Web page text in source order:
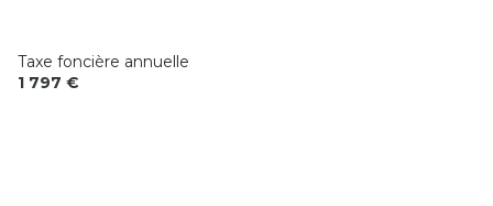
Taxe foncière annuelle
1 797 €